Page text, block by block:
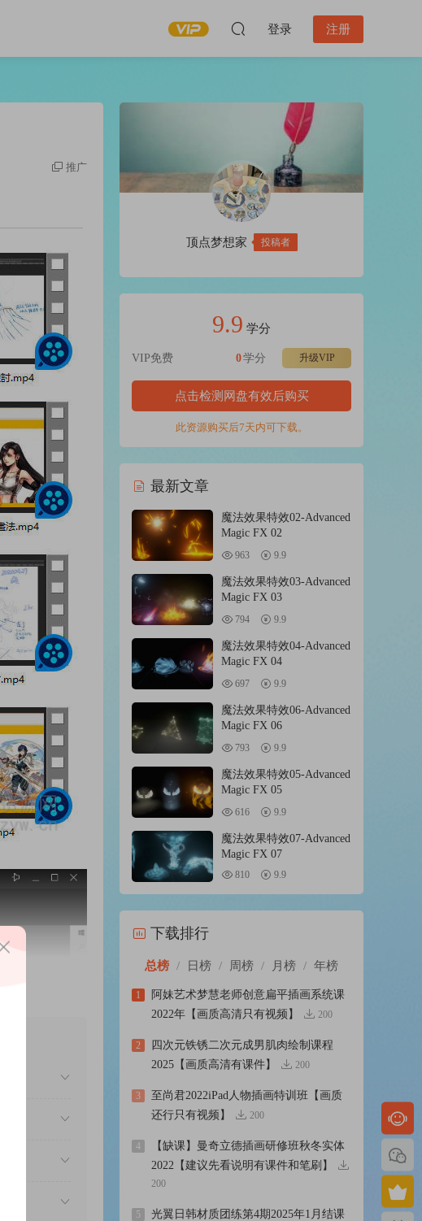
登录 注册
推广
顶点梦想家 投稿者
9.9 学分
VIP免费 升级VIP
0学分
点击检测网盘有效后购买
此资源购买后7天内可下载。
最新文章
魔法效果特效02-Advanced
Magic FX 02
963 9.9
魔法效果特效03-Advanced
Magic FX 03
794 9.9
魔法效果特效04-Advanced
Magic FX 04
697 9.9
魔法效果特效06-Advanced
Magic FX 06
793 9.9
魔法效果特效05-Advanced
Magic FX 05
616 9.9
魔法效果特效07-Advanced
Magic FX 07
810 9.9
下载排行
总榜 / 日榜 / 周榜 / 月榜 / 年榜
1
阿妹艺术梦慧老师创意扁平插画系统课
2022年【画质高清只有视频】
200
2
四次元铁锈二次元成男肌肉绘制课程
2025【画质高清有课件】
200
3
至尚君2022iPad人物插画特训班【画质
还行只有视频】
200
4
【缺课】曼奇立德插画研修班秋冬实体
2022【建议先看说明有课件和笔刷】
200
5
光翼日韩材质团练第4期2025年1月结课